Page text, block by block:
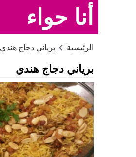
أنا حواء
الرئيسية برياني دجاج هندي
برياني دجاج هندي